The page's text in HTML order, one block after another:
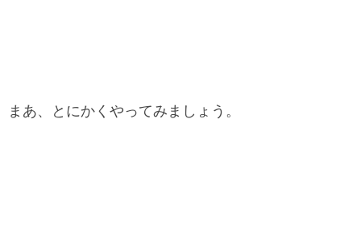
まあ、とにかくやってみましょう。